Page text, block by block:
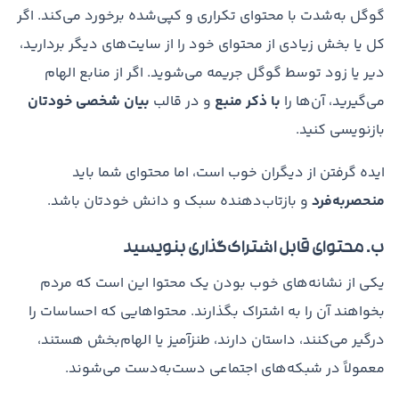
گوگل به‌شدت با محتوای تکراری و کپی‌شده برخورد می‌کند. اگر
کل یا بخش زیادی از محتوای خود را از سایت‌های دیگر بردارید،
دیر یا زود توسط گوگل جریمه می‌شوید. اگر از منابع الهام
می‌گیرید، آن‌ها را با ذکر منبع و در قالب بیان شخصی خودتان
بازنویسی کنید.
ایده گرفتن از دیگران خوب است، اما محتوای شما باید
منحصربه‌فرد و بازتاب‌دهنده سبک و دانش خودتان باشد.
ب. محتوای قابل اشتراک‌گذاری بنویسید
یکی از نشانه‌های خوب بودن یک محتوا این است که مردم
بخواهند آن را به اشتراک بگذارند. محتواهایی که احساسات را
درگیر می‌کنند، داستان دارند، طنزآمیز یا الهام‌بخش هستند،
معمولاً در شبکه‌های اجتماعی دست‌به‌دست می‌شوند.